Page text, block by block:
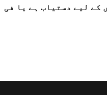
کے لیے دستیاب ہے یا